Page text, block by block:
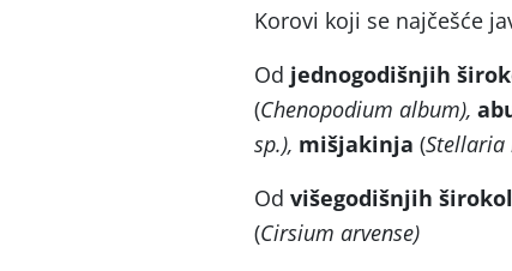
Korovi koji se najčešće
Od jednogodišnjih
(Chenopodium album),
sp.), mišjakinja (Stellaria
Od višegodišnjih
(Cirsium arvense)